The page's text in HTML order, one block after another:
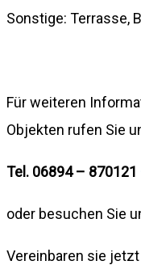
Sonstige: Terrasse,
Für weiteren
Objekten rufen Sie
Tel. 06894 – 870121
oder besuchen Sie
Vereinbaren sie